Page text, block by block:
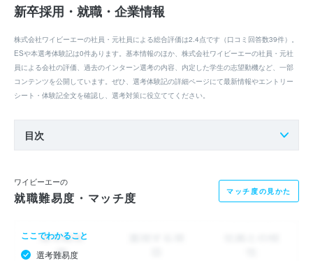
新卒採用・就職・企業情報
株式会社ワイビーエーの社員・元社員による総合評価は2.4点です（口コミ回答数39件）。
ESや本選考体験記は0件あります。基本情報のほか、株式会社ワイビーエーの社員・元社
員による会社の評価、過去のインターン選考の内容、内定した学生の志望動機など、一部
コンテンツを公開しています。ぜひ、選考体験記の詳細ページにて最新情報やエントリー
シート・体験記全文を確認し、選考対策に役立ててください。
目次
ワイビーエーの
就職難易度・マッチ度 マッチ度の見かた
ここでわかること
選考難易度